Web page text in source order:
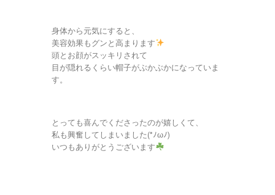
身体から元気にすると、
美容効果もグンと高まります
頭とお顔がスッキリされて
目が隠れるくらい帽子がぶかぶかになっていま
す。
とっても喜んでくださったのが嬉しくて、
私も興奮してしまいました(*ﾉωﾉ)
いつもありがとうございます